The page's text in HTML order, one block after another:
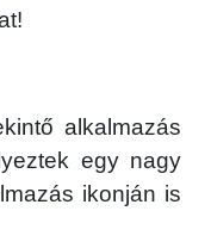
alkalmazás
egy nagy
ikonján is